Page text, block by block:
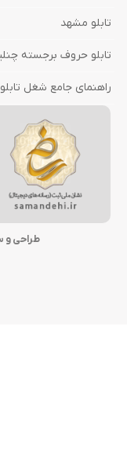
تابلو مشهد
تابلو حروف برجسته
راهنمای جامع شغل
طراحی و